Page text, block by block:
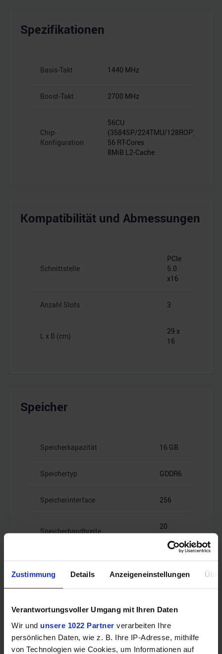
Zustimmung Details Anzeigeneinstellungen
Verantwortungsvoller Umgang mit Ihren Daten
Wir und unsere 1022 Partner verarbeiten Ihre
persönlichen Daten, wie z. B. Ihre IP-Adresse, mithilfe
von Technologien wie Cookies, um Informationen auf
Spezifikationen
Basis-Takt 1440 MHz
Boost-Takt 2700 MHz
Chip-
Konfiguration
56CU
(3584SP/224TMU/128ROP)
56 RT-Cores
8MiB L2-Cache
Kompatibilität und Abmessungen
Schnittstelle
PCIe
5.0
x16
Anzahl Slots 3
L x B (cm)
29 x
16
Speicher
Speicherkapazität 16 GB
Speichertyp GDDR6
Speicherinterface 256
Speicherbandbreite
20
Gbps
HDMI
1x HDMI